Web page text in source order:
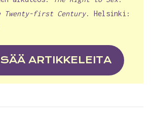
Twenty-first Century. Helsinki:
ARTIKKELEITA